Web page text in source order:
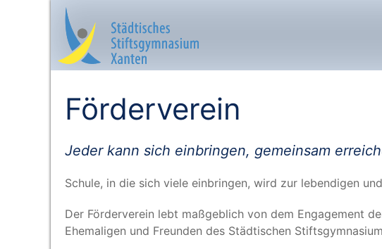
Startseite
Aktuelles
Lernangebot
Förderverein
Jeder kann sich ein­brin­gen, gemein­sam
Schu­le, in die sich vie­le ein­brin­gen, wird zur leben­di­gen
Der För­der­ver­ein lebt maß­geb­lich von dem Enga­ge­ment
Ehe­ma­li­gen und Freun­den des Städ­ti­schen